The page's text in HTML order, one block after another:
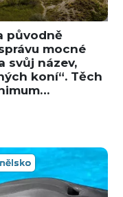
původně
mocné
svůj název,
koní“. Těch